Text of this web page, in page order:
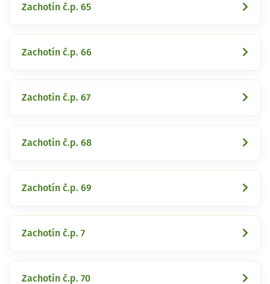
Zachotín č.p. 65
Zachotín č.p. 66
Zachotín č.p. 67
Zachotín č.p. 68
Zachotín č.p. 69
Zachotín č.p. 7
Zachotín č.p. 70